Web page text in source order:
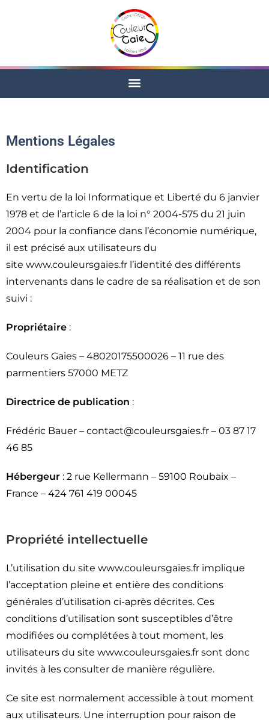
Mentions Légales
Identification
En vertu de la loi Informatique et Liberté du 6 janvier
1978 et de l’article 6 de la loi n° 2004-575 du 21 juin
2004 pour la confiance dans l’économie numérique,
il est précisé aux utilisateurs du
site www.couleursgaies.fr l’identité des différents
intervenants dans le cadre de sa réalisation et de son
suivi :
Propriétaire :
Couleurs Gaies – 48020175500026 – 11 rue des
parmentiers 57000 METZ
Directrice de publication :
Frédéric Bauer – contact@couleursgaies.fr – 03 87 17
46 85
Hébergeur : 2 rue Kellermann – 59100 Roubaix –
France – 424 761 419 00045
Propriété intellectuelle
L’utilisation du site www.couleursgaies.fr implique
l’acceptation pleine et entière des conditions
générales d’utilisation ci-après décrites. Ces
conditions d’utilisation sont susceptibles d’être
modifiées ou complétées à tout moment, les
utilisateurs du site www.couleursgaies.fr sont donc
invités à les consulter de manière régulière.
Ce site est normalement accessible à tout moment
aux utilisateurs. Une interruption pour raison de